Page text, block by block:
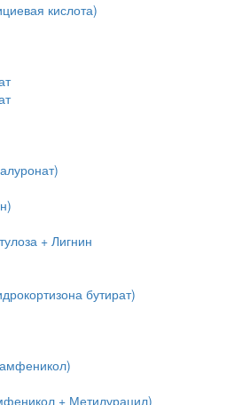
кислота)
+ Лигнин
бутират)
+ Метилурацил)